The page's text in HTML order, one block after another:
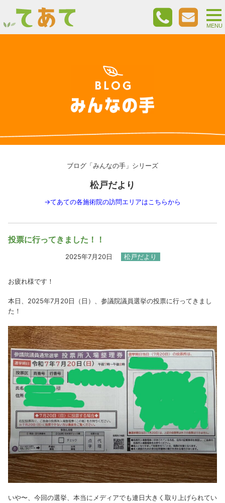
ブログ「みんなの手」シリーズ
松戸だより
→てあての各施術院の訪問エリアはこちらから
投票に行ってきました！！
2025年7月20日 松戸だより
お疲れ様です！
本日、2025年7月20日（日）、参議院議員選挙の投票に行ってきまし
た！
いや〜、今回の選挙、本当にメディアでも連日大きく取り上げられてい
MENU